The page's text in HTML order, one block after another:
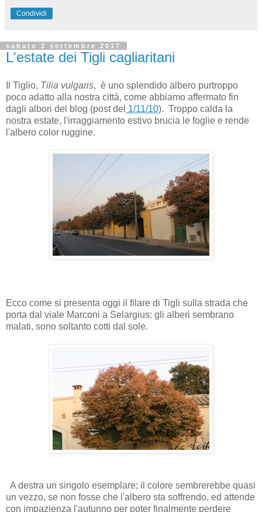
Condividi
sabato 2 settembre 2017
L'estate dei Tigli cagliaritani
Il Tiglio, Tilia vulgaris, è uno splendido albero purtroppo
poco adatto alla nostra città, come abbiamo affermato fin
dagli albori del blog (post del 1/11/10). Troppo calda la
nostra estate, l'irraggiamento estivo brucia le foglie e rende
l'albero color ruggine.
Ecco come si presenta oggi il filare di Tigli sulla strada che
porta dal viale Marconi a Selargius: gli alberi sembrano
malati, sono soltanto cotti dal sole.
A destra un singolo esemplare; il colore sembrerebbe quasi
un vezzo, se non fosse che l'albero sta soffrendo, ed attende
con impazienza l'autunno per poter finalmente perdere